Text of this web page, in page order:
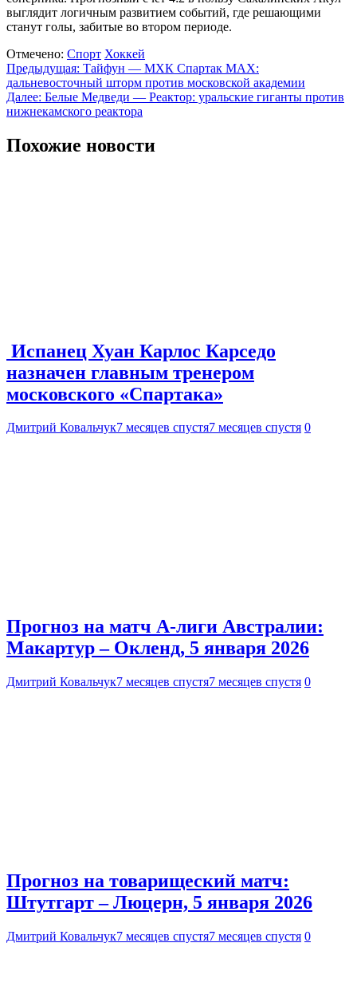
выглядит логичным развитием событий, где решающими
станут голы, забитые во втором периоде.
Отмечено: Спорт Хоккей
Навигация
по
записям
Предыдущая: Тайфун — МХК Спартак MAX:
дальневосточный шторм против московской академии
Далее: Белые Медведи — Реактор: уральские гиганты против
нижнекамского реактора
Похожие новости
Испанец Хуан Карлос Карседо
назначен главным тренером
московского «Спартака»
Дмитрий Ковальчук7 месяцев спустя7 месяцев спустя 0
Прогноз на матч А-лиги Австралии:
Макартур – Окленд, 5 января 2026
Дмитрий Ковальчук7 месяцев спустя7 месяцев спустя 0
Прогноз на товарищеский матч:
Штутгарт – Люцерн, 5 января 2026
Дмитрий Ковальчук7 месяцев спустя7 месяцев спустя 0